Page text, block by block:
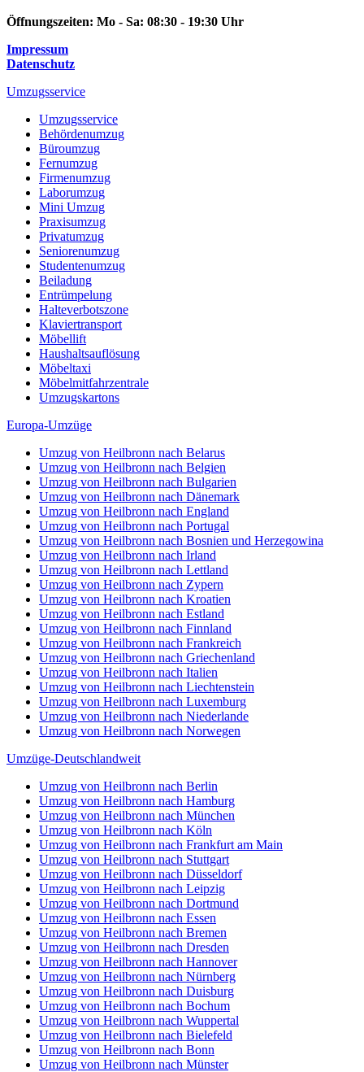
Öffnungszeiten: Mo - Sa: 08:30 - 19:30 Uhr
Impressum
Datenschutz
Umzugsservice
Umzugsservice
Behördenumzug
Büroumzug
Fernumzug
Firmenumzug
Laborumzug
Mini Umzug
Praxisumzug
Privatumzug
Seniorenumzug
Studentenumzug
Beiladung
Entrümpelung
Halteverbotszone
Klaviertransport
Möbellift
Haushaltsauflösung
Möbeltaxi
Möbelmitfahrzentrale
Umzugskartons
Europa-Umzüge
Umzug von Heilbronn nach Belarus
Umzug von Heilbronn nach Belgien
Umzug von Heilbronn nach Bulgarien
Umzug von Heilbronn nach Dänemark
Umzug von Heilbronn nach England
Umzug von Heilbronn nach Portugal
Umzug von Heilbronn nach Bosnien und Herzegowina
Umzug von Heilbronn nach Irland
Umzug von Heilbronn nach Lettland
Umzug von Heilbronn nach Zypern
Umzug von Heilbronn nach Kroatien
Umzug von Heilbronn nach Estland
Umzug von Heilbronn nach Finnland
Umzug von Heilbronn nach Frankreich
Umzug von Heilbronn nach Griechenland
Umzug von Heilbronn nach Italien
Umzug von Heilbronn nach Liechtenstein
Umzug von Heilbronn nach Luxemburg
Umzug von Heilbronn nach Niederlande
Umzug von Heilbronn nach Norwegen
Umzüge-Deutschlandweit
Umzug von Heilbronn nach Berlin
Umzug von Heilbronn nach Hamburg
Umzug von Heilbronn nach München
Umzug von Heilbronn nach Köln
Umzug von Heilbronn nach Frankfurt am Main
Umzug von Heilbronn nach Stuttgart
Umzug von Heilbronn nach Düsseldorf
Umzug von Heilbronn nach Leipzig
Umzug von Heilbronn nach Dortmund
Umzug von Heilbronn nach Essen
Umzug von Heilbronn nach Bremen
Umzug von Heilbronn nach Dresden
Umzug von Heilbronn nach Hannover
Umzug von Heilbronn nach Nürnberg
Umzug von Heilbronn nach Duisburg
Umzug von Heilbronn nach Bochum
Umzug von Heilbronn nach Wuppertal
Umzug von Heilbronn nach Bielefeld
Umzug von Heilbronn nach Bonn
Umzug von Heilbronn nach Münster